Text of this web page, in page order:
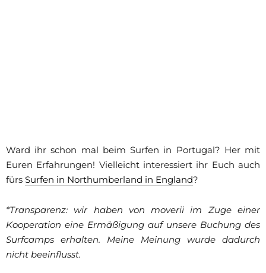
Ward ihr schon mal beim Surfen in Portugal? Her mit
Euren Erfahrungen! Vielleicht interessiert ihr Euch auch
fürs Surfen in Northumberland in England?
*Transparenz: wir haben von moverii im Zuge einer
Kooperation eine Ermäßigung auf unsere Buchung des
Surfcamps erhalten. Meine Meinung wurde dadurch
nicht beeinflusst.